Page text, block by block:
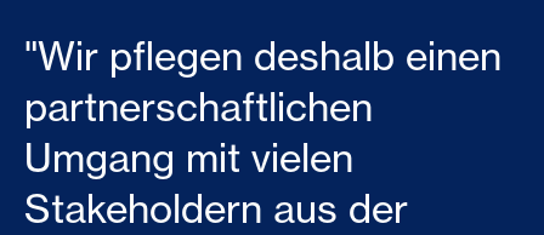
"Wir pflegen deshalb einen
partnerschaftlichen
Umgang mit vielen
Stakeholdern aus der